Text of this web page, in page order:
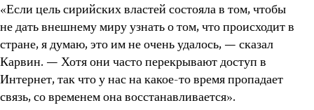
«Если цель сирийских властей состояла в том, чтобы
не дать внешнему миру узнать о том, что происходит в
стране, я думаю, это им не очень удалось, — сказал
Карвин. — Хотя они часто перекрывают доступ в
Интернет, так что у нас на какое-то время пропадает
связь, со временем она восстанавливается».